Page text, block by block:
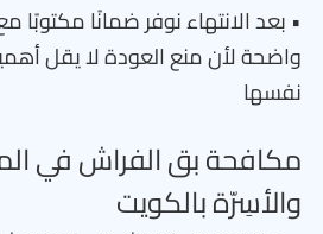
• بعد الانتهاء نوفر ضمانًا مكتوبًا
واضحة لأن منع العودة لا يقل
نفسها
مكافحة بق الفراش في
والأسِرّة بالكويت